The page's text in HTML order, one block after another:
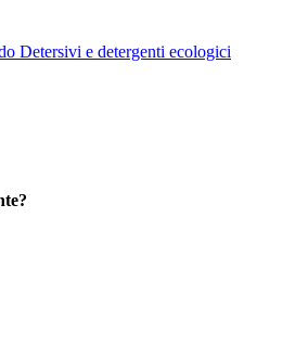
Detersivi e detergenti ecologici